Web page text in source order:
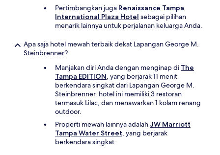
Pertimbangkan juga Renaissance Tampa
International Plaza Hotel sebagai pilihan
menarik lainnya untuk perjalanan keluarga Anda.
Apa saja hotel mewah terbaik dekat Lapangan George M.
Steinbrenner?
Manjakan diri Anda dengan menginap di The
Tampa EDITION, yang berjarak 11 menit
berkendara singkat dari Lapangan George M.
Steinbrenner. hotel ini memiliki 3 restoran
termasuk Lilac, dan menawarkan 1 kolam renang
outdoor.
Properti mewah lainnya adalahJW Marriott
Tampa Water Street, yang berjarak
berkendara singkat.